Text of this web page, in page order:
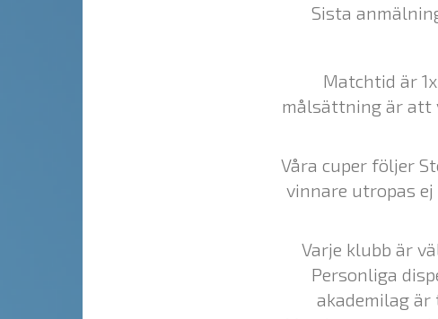
Sista
Matchtid är
målsättning är att
Våra cuper följer
vinnare utropas
Varje klubb är
Personliga
akademilag